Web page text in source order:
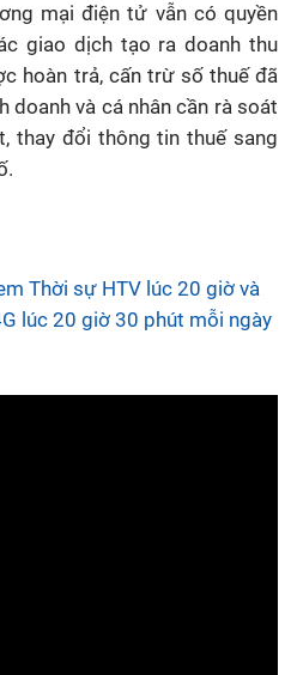
mại điện tử vẫn có quyền
giao dịch tạo ra doanh thu
hoàn trả, cấn trừ số thuế đã
doanh và cá nhân cần rà soát
thay đổi thông tin thuế sang
Thời sự HTV lúc 20 giờ và
lúc 20 giờ 30 phút mỗi ngày